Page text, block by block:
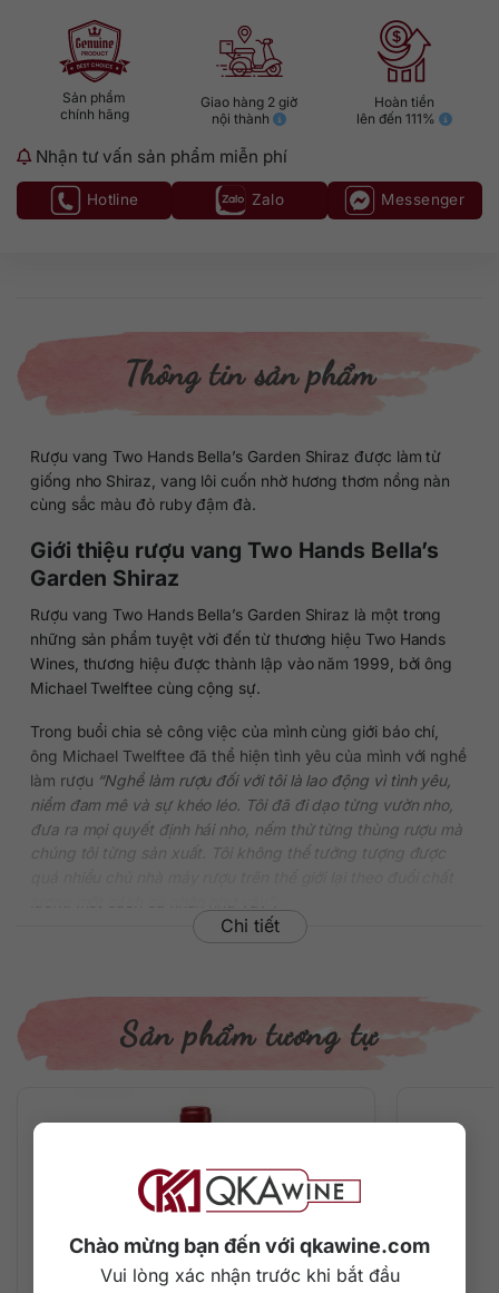
Chào mừng bạn đến với qkawine.com
Vui lòng xác nhận trước khi bắt đầu
Sản phẩm
chính hãng
Giao hàng 2 giờ
nội thành
Hoàn tiền
lên đến 111%
Nhận tư vấn sản phẩm miễn phí
Hotline Zalo Messenger
Thông tin sản phẩm
Rượu vang Two Hands Bella’s Garden Shiraz được làm từ
giống nho Shiraz, vang lôi cuốn nhờ hương thơm nồng nàn
cùng sắc màu đỏ ruby đậm đà.
Giới thiệu rượu vang Two Hands Bella’s
Garden Shiraz
Rượu vang Two Hands Bella’s Garden Shiraz là một trong
những sản phẩm tuyệt vời đến từ thương hiệu Two Hands
Wines, thương hiệu được thành lập vào năm 1999, bởi ông
Michael Twelftee cùng cộng sự.
Trong buổi chia sẻ công việc của mình cùng giới báo chí,
ông Michael Twelftee đã thể hiện tình yêu của mình với nghề
làm rượu “Nghề làm rượu đối với tôi là lao động vì tình yêu,
niềm đam mê và sự khéo léo. Tôi đã đi dạo từng vườn nho,
đưa ra mọi quyết định hái nho, nếm thử từng thùng rượu mà
chúng tôi từng sản xuất. Tôi không thể tưởng tượng được
Với ông, rượu vang không chỉ là công việc mà nó còn là tình
rượu được sản xuất ra đều mang trong mình một nhiệm vụ
cao cả, đó là mang đến sự hạnh phúc, thăng hoa cho người
độ 14.2%, vang được làm từ giống nho Shiraz, với hương
thơm quyến rũ cùng màu sắc tươi sáng, đây chắc chắn là
Xuất xứ: Úc
Chi tiết
Sản phẩm tương tự